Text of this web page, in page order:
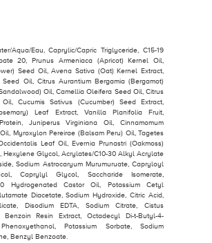
Aqua/Eau, Caprylic/Capric Triglyceride, C15-19
20, Prunus Armeniaca (Apricot) Kernel Oil,
Seed Oil, Avena Sativa (Oat) Kernel Extract,
Seed Oil, Citrus Aurantium Bergamia (Bergamot)
Oil, Camellia Oleifera Seed Oil, Citrus
Cucumis Sativus (Cucumber) Seed Extract,
Leaf Extract, Vanilla Planifolia Fruit,
Juniperus Virginiana Oil, Cinnamomum
Myroxylon Pereirae (Balsam Peru) Oil, Tagetes
Leaf Oil, Evernia Prunastri (Oakmoss)
Hexylene Glycol, Acrylates/C10-30 Alkyl Acrylate
Sodium Astrocaryum Murumuruate, Capryloyl
Caprylyl Glycol, Saccharide Isomerate,
Hydrogenated Castor Oil, Potassium Cetyl
Diacetate, Sodium Hydroxide, Citric Acid,
Disodium EDTA, Sodium Citrate, Cistus
Benzoin Resin Extract, Octadecyl Di-t-Butyl-4-
Potassium Sorbate, Sodium
Benzyl Benzoate.